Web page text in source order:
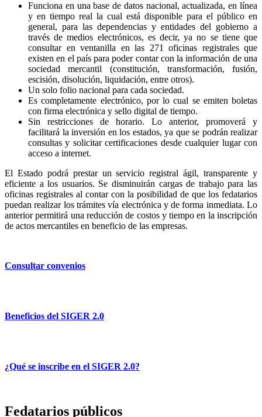
Funciona en una base de datos nacional, actualizada, en línea
y en tiempo real la cual está disponible para el público en
general, para las dependencias y entidades del gobierno a
través de medios electrónicos, es decir, ya no se tiene que
consultar en ventanilla en las 271 oficinas registrales que
existen en el país para poder contar con la información de una
sociedad mercantil (constitución, transformación, fusión,
escisión, disolución, liquidación, entre otros).
Un solo folio nacional para cada sociedad.
Es completamente electrónico, por lo cual se emiten boletas
con firma electrónica y sello digital de tiempo.
Sin restricciones de horario. Lo anterior, promoverá y
facilitará la inversión en los estados, ya que se podrán realizar
consultas y solicitar certificaciones desde cualquier lugar con
acceso a internet.
El Estado podrá prestar un servicio registral ágil, transparente y
eficiente a los usuarios. Se disminuirán cargas de trabajo para las
oficinas registrales al contar con la posibilidad de que los fedatarios
puedan realizar los trámites vía electrónica y de forma inmediata. Lo
anterior permitirá una reducción de costos y tiempo en la inscripción
de actos mercantiles en beneficio de las empresas.
Consultar convenios
Beneficios del SIGER 2.0
¿Qué se inscribe en el SIGER 2.0?
Fedatarios públicos